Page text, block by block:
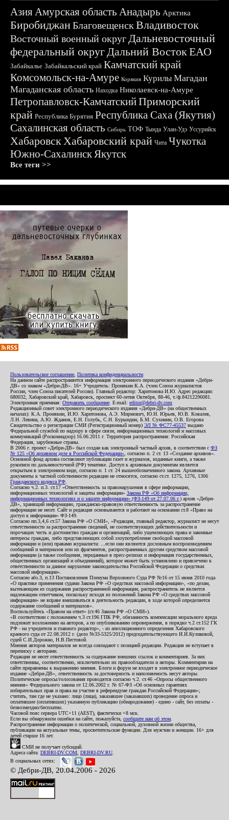
АзияАмурская область Анадырь Арктика
БиробиджанБлаговещенскВладивосток
Восточный военный округДальневосточный
федеральный округДальний ВостокЕАО
Забайкалье Забайкальский край Камчатский край
Комсомольск-на-Амуре Корякия Курилы Магадан
Магаданская область Находка Николаевск-на-Амуре
Петропавловск-КамчатскийПриморский
край Республика Бурятия Республика Саха (Якутия)
Сахалинская область Сибирь ТОФ Тында Улан-Удэ Уссурийск
ХабаровскХабаровский край Чита Чукотка
Южно-СахалинскЯкутск
Все теги >>
Пользовательское соглашение Политика конфиденциальности
На данном сайте распространяется информация электронного периодического издания «Дебри-
ДВ» со знаком «Дебри-ДВ». 16+ Учредитель: Пронякин К.А. (член Союза журналистов
России, член Союза писателей России). Главный редактор: Харитонова И.Ю. Адрес редакции:
680032, Хабаровский край, Хабаровск, проспект 60-летия Октября, 88-46, т./ф.84212296081.
Электронная приемная: Отправить сообщение . E-mail: editor@debri-dv.com
Редакционный совет электронного периодического издания «Дебри-ДВ» (на общественных
началах): К.А. Пронякин, И.Ю. Харитонова, А.Э. Мирмович, Ю.Н. Юрьев, Ю.В. Ковалев,
Л.Н. Левина, А.Ю. Жданов, Е.Н. Голубь, С.Н. Бурындин, Б.М. Сухинин, О.В. Егорова
Свидетельство о регистрации СМИ (Регистрационный номер) ЭЛ № ФС77-45537 выдано
Федеральной службой по надзору в сфере связи, информационных технологий и массовых
коммуникаций (Роскомнадзор) 16.06.2011 г. Территория распространения: Российская
Федерация, зарубежные страны.
В 2006 г. проект «Дебри-ДВ» был создан как электронный частный архив, в соответствии с ФЗ
№ 125 «Об архивном деле в Российской Федерации» , согласно п. 2 ст. 13 «Создание архивов».
Основной фонд архива составляют публикации газет и журналов, изданные книги, а также
рукописи по дальневосточной (РФ) тематике. Доступ к архивным документам является
открытым в электронном виде, согласно п. 1 ст. 24 вышеобозначенного закона. Архивные
документы к частной собственности редакции не относятся, согласно ст.ст. 1275, 1276, 1306
Гражданского кодекса РФ
Согласно ч.2. п.3. ст.17 «Ответственность за правонарушения в сфере информации,
информационных технологий и защиты информации» Закона РФ «Об информации,
информационных технологиях и о защите информации» (ФЗ-149 от 27.07.06 г.) архив «Дебри-
ДВ», хранящий информацию, гражданско-правовую ответственность за распространение
информации не несет. Сайт и редакция основываются и работают на основании ст.8 «Право на
доступ к информации» ФЗ-149.
Согласно пп.3,4,6 ст.57 Закона РФ «О СМИ», «Редакция, главный редактор, журналист не несут
ответственности за распространение сведений, не соответствующих действительности и
порочащих честь и достоинство граждан и организаций, либо ущемляющих права и законные
интересы граждан, либо представляющих собой злоупотребление свободой массовой
информации и (или) правами журналиста: ...если они являются дословным воспроизведением
сообщений и материалов или их фрагментов, распространенных другим средством массовой
информации (а также сообщения, переданные в пресс-релизах и информация государственных,
общественных организаций и объединений), которое может быть установлено и привлечено к
ответственности за данное нарушение законодательства Российской Федерации о средствах
массовой информации».
Согласно абз.3, п.13 Постановления Пленума Верховного Суда РФ №16 от 15 июня 2010 года
«О практике применения судами Закона РФ «О средствах массовой информации», «по делам,
вытекающим из содержания распространенной информации, распространитель не является
надлежащим ответчиком, поскольку исходя из положений Закона РФ «О средствах массовой
информации» не вправе вмешиваться в деятельность редакции, в ходе которой определяется
содержание сообщений и материалов».
Воспользуйтесь «Правом на ответ» (ст.46 Закона РФ «О СМИ»).
«В соответствии с положением ч.3 ст.196 ГПК РФ, обязанность компенсации морального вреда
подлежит возложению на авторов, а по опубликованию опровержения, в порядке ч.2 ст.152 ГК
РФ - на учредителя и главного редактор», - из апелляционного определения Хабаровского
краевого суда от 22.08.2012 г. (дело №33-5325/2012) председательствующего И.И.Куликовой,
судей С.И.Дорожко, Н.В.Пестовой.
Мнения авторов материалов не всегда совпадают с позицией редакции. Редакция не вступает в
переписку с авторами.
Редакция не несет ответственность за содержание внешних ссылок и комментариев. За них
ответственны, соответственно, исключительно их правообладатели и авторы. Комментарии на
сайте приравнены к выражению мнения. Блоги и форум не входят в электронное периодическое
издание «Дебри-ДВ», ответственность за достоверность и наполняемость несут авторы.
Политические опросы/голосования проводятся согласно ч.2. ст.46 «Опросы общественного
мнения» Федерального закона от 12.06.2002 г. № 67-ФЗ «Об основных гарантиях
избирательных прав и права на участие в референдуме граждан Российской Федерации»;
считать, там где не указано: лицо (лица), заказавшее (заказавших) проведение опроса и
оплатившее (оплативших) указанную публикацию (обнародование) - едино - сайт, без оплаты -
безвозмездно/бесплатно.
Часовой пояс сервера UTC+11 (AEST), фактически +8 мск.
Если вы обнаружили ошибки на сайте, пожалуйста, сообщите нам об этом
Распространение информации о политической, социальной, духовной жизни общества,
публикации на актуальные темы, просветительские функции. Для мужчин и женщин. 16+ для
детей старше 16 лет.
СМИ не получает субсидий.
Адреса сайта: DEBRI-DV.COM DEBRI-DV.RU
В социальных сетях:
© Дебри-ДВ, 20.04.2006 - 2026